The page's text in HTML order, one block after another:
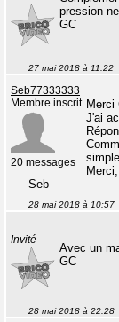
pression
GC
27 mai 2018 à 11:22
Seb77333333
Membre inscrit
20 messages
Merci
J'ai
Merci,
Seb
28 mai 2018 à 10:57
Invité
Avec un
GC
28 mai 2018 à 22:28